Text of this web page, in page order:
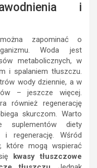
i
zapominać o
Woda jest
metabolicznych, w
i spalaniem tłuszczu.
wody dziennie, a w
– jeszcze więcej.
również regenerację
skurczom. Warto
suplementów diety
i regenerację. Wśród
które mogą wspierać
kwasy tłuszczowe